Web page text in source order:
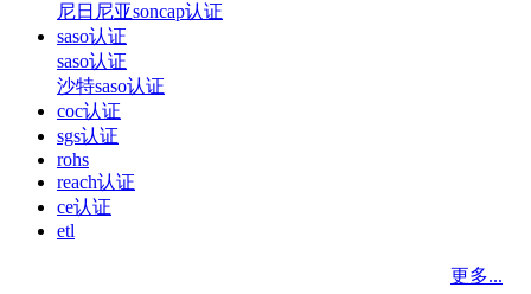
尼日尼亚soncap认证
saso认证
saso认证
沙特saso认证
coc认证
sgs认证
rohs
reach认证
ce认证
etl
更多...